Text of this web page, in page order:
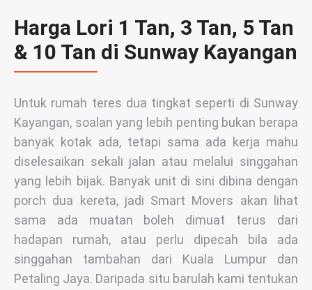
Harga Lori 1 Tan, 3 Tan, 5 Tan
& 10 Tan di Sunway Kayangan
Untuk rumah teres dua tingkat seperti di Sunway
Kayangan, soalan yang lebih penting bukan berapa
banyak kotak ada, tetapi sama ada kerja mahu
diselesaikan sekali jalan atau melalui singgahan
yang lebih bijak. Banyak unit di sini dibina dengan
porch dua kereta, jadi Smart Movers akan lihat
sama ada muatan boleh dimuat terus dari
hadapan rumah, atau perlu dipecah bila ada
singgahan tambahan dari Kuala Lumpur dan
Petaling Jaya. Daripada situ barulah kami tentukan